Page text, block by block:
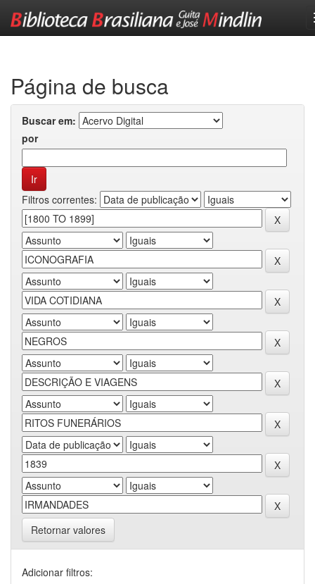
Página de busca
Buscar em:
por
Filtros correntes:
Retornar valores
Adicionar filtros: